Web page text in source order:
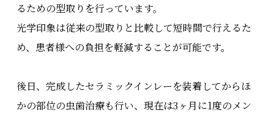
るための型取りを行っています。
光学印象は従来の型取りと比較して短時間で行えるた
め、患者様への負担を軽減することが可能です。
後日、完成したセラミックインレーを装着してからほ
かの部位の虫歯治療も行い、現在は3ヶ月に1度のメン